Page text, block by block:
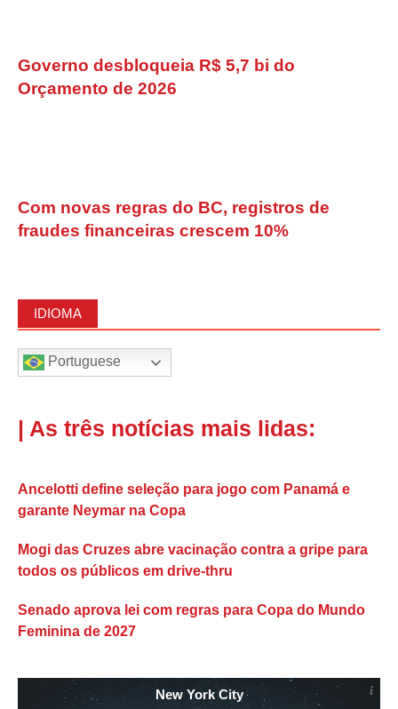
Governo desbloqueia R$ 5,7 bi do
Orçamento de 2026
Com novas regras do BC, registros de
fraudes financeiras crescem 10%
IDIOMA
Portuguese
| As três notícias mais lidas:
Ancelotti define seleção para jogo com Panamá e
garante Neymar na Copa
Mogi das Cruzes abre vacinação contra a gripe para
todos os públicos em drive-thru
Senado aprova lei com regras para Copa do Mundo
Feminina de 2027
New York City